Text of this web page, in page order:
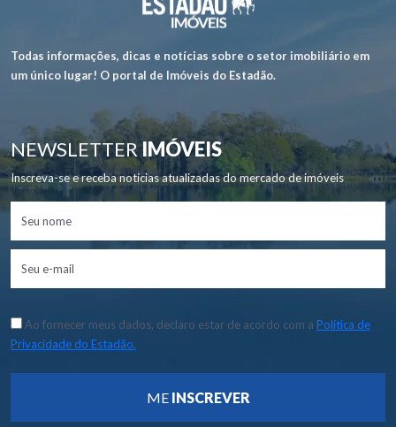
Todas informações, dicas e notícias sobre o setor imobiliário em
um único lugar! O portal de Imóveis do Estadão.
NEWSLETTERIMÓVEIS
Inscreva-se e receba notícias atualizadas do mercado de imóveis
Ao fornecer meus dados, declaro estar de acordo com a Política de
Privacidade do Estadão.
ME INSCREVER